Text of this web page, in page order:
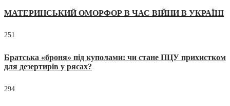
МАТЕРИНСЬКИЙ ОМОРФОР В ЧАС ВІЙНИ В УКРАЇНІ
251
Братська «броня» під куполами: чи стане ПЦУ прихистком
для дезертирів у рясах?
294